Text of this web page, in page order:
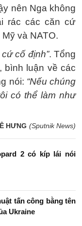
nên Nga không
rác các căn cứ
và NATO.
cố định”. Tổng
bình luận về các
nói: “Nếu chúng
có thể làm như
HƯNG (Sputnik News)
2 có kíp lái nói
tấn công bằng tên
Ukraine